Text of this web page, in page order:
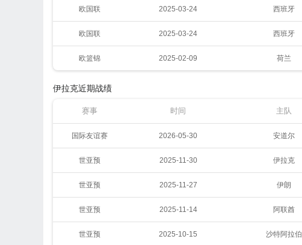
欧国联 2025-03-24 西班牙
欧国联 2025-03-24 西班牙
欧篮锦 2025-02-09 荷兰
伊拉克近期战绩
赛事 时间 主队
国际友谊赛 2026-05-30 安道尔
世亚预 2025-11-30 伊拉克
世亚预 2025-11-27 伊朗
世亚预 2025-11-14 阿联酋
世亚预 2025-10-15 沙特阿拉伯